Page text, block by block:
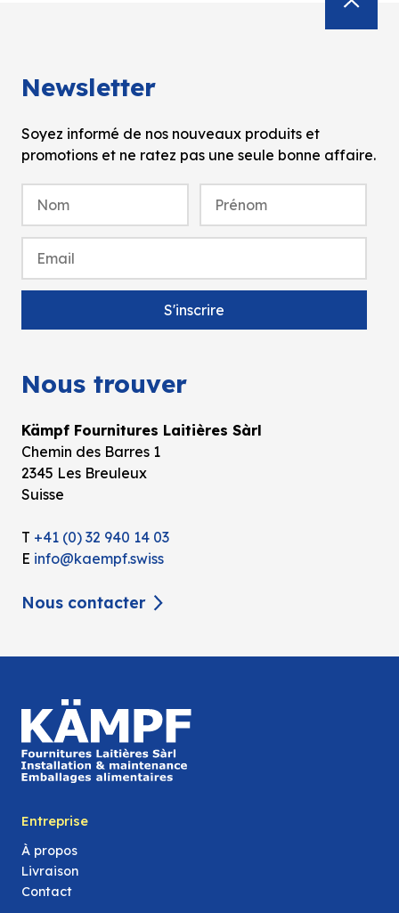
Newsletter
Soyez informé de nos nouveaux produits et
promotions et ne ratez pas une seule bonne affaire.
Nous trouver
Kämpf Fournitures Laitières Sàrl
Chemin des Barres 1
2345 Les Breuleux
Suisse
T +41 (0) 32 940 14 03
E info@kaempf.swiss
Nous contacter
Entreprise
À propos
Livraison
Contact